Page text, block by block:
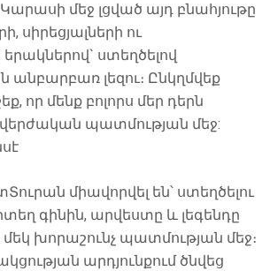
մեջ լցված այդ բնահյութը
սիրեցյալների ու
ստեղծելով
լեզու։ Ընկղմվեք
որ մենք բոլորս մեր դերն
պատմության մեջ:
միավորվել են՝ ստեղծելու
գինին, արվեստը և լեգենդը
մեկ խորաշունչ պատմության մեջ։
արդյունքում ծնվեց